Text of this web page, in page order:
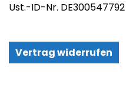
Ust.-ID-Nr. DE300547792
Vertrag widerrufen